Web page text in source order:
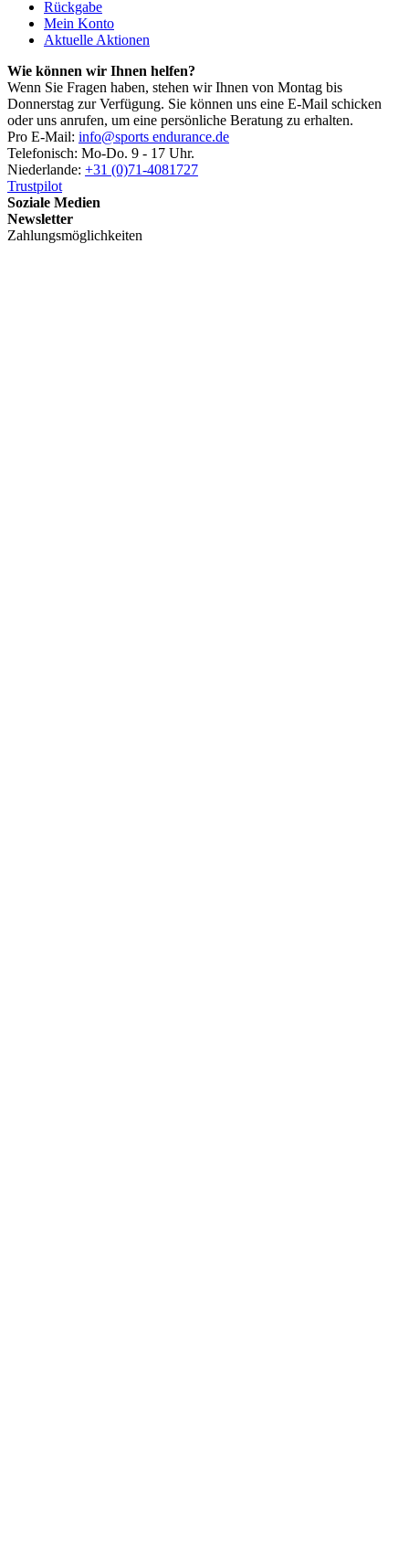
Rückgabe
Mein Konto
Aktuelle Aktionen
Wie können wir Ihnen helfen?
Wenn Sie Fragen haben, stehen wir Ihnen von Montag bis
Donnerstag zur Verfügung. Sie können uns eine E-Mail schicken
oder uns anrufen, um eine persönliche Beratung zu erhalten.
Pro E-Mail: info@sports endurance.de
Telefonisch: Mo-Do. 9 - 17 Uhr.
Niederlande: +31 (0)71-4081727
Trustpilot
Soziale Medien
Newsletter
Zahlungsmöglichkeiten